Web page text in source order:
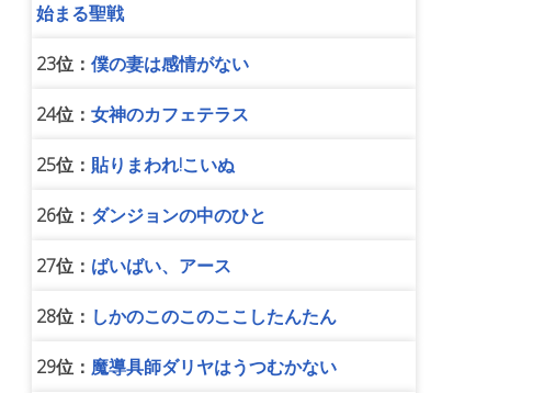
始まる聖戦
23位： 僕の妻は感情がない
24位： 女神のカフェテラス
25位： 貼りまわれ!こいぬ
26位： ダンジョンの中のひと
27位： ばいばい、アース
28位： しかのこのこのここしたんたん
29位： 魔導具師ダリヤはうつむかない